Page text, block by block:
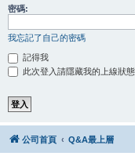
密碼:
我忘記了自己的密碼
記得我
此次登入請隱藏我的上線狀態
公司首頁 Q&A最上層